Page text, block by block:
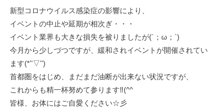
新型コロナウイルス感染症の影響により、
イベントの中止や延期が相次ぎ・・・
イベント業界も大きな損失を被りましたが(´；ω； `)
今月から少しづつですが、緩和されイベントが開催されてい
ます(*''▽'')
首都圏をはじめ、まだまだ油断が出来ない状況ですが、
これからも精一杯努めて参ります‼(^^
皆様、お体にはご自愛ください☆彡